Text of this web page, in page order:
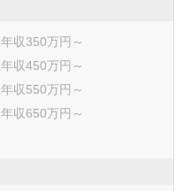
年収350万円～
年収450万円～
年収550万円～
年収650万円～